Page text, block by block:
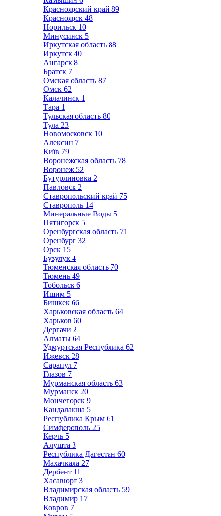
Красноярский край 89
Красноярск 48
Норильск 10
Минусинск 5
Иркутская область 88
Иркутск 40
Ангарск 8
Братск 7
Омская область 87
Омск 62
Калачинск 1
Тара 1
Тульская область 80
Тула 23
Новомосковск 10
Алексин 7
Київ 79
Воронежская область 78
Воронеж 52
Бутурлиновка 2
Павловск 2
Ставропольский край 75
Ставрополь 14
Минеральные Воды 5
Пятигорск 5
Оренбургская область 71
Оренбург 32
Орск 15
Бузулук 4
Тюменская область 70
Тюмень 49
Тобольск 6
Ишим 5
Бишкек 66
Харьковская область 64
Харьков 60
Дергачи 2
Алматы 64
Удмуртская Республика 62
Ижевск 28
Сарапул 7
Глазов 7
Мурманская область 63
Мурманск 20
Мончегорск 9
Кандалакша 5
Республика Крым 61
Симферополь 25
Керчь 5
Алушта 3
Республика Дагестан 60
Махачкала 27
Дербент 11
Хасавюрт 3
Владимирская область 59
Владимир 17
Ковров 7